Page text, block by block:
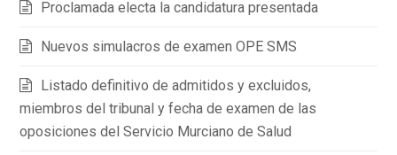
Proclamada electa la candidatura presentada
Nuevos simulacros de examen OPE SMS
Listado definitivo de admitidos y excluidos,
miembros del tribunal y fecha de examen de las
oposiciones del Servicio Murciano de Salud